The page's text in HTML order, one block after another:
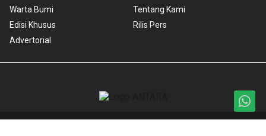
Warta Bumi
Edisi Khusus
Advertorial
Tentang Kami
Rilis Pers